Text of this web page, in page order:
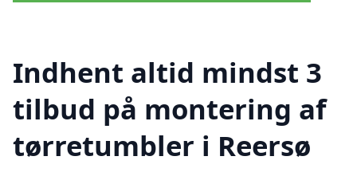
Indhent altid mindst 3
tilbud på montering af
tørretumbler i Reersø